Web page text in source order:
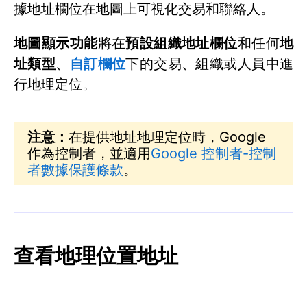
據地址欄位在地圖上可視化交易和聯絡人。
地圖顯示功能將在預設組織地址欄位和任何地
址類型、 自訂欄位下的交易、組織或人員中進
行地理定位。
注意： 在提供地址地理定位時，Google
作為控制者，並適用Google 控制者-控制
者數據保護條款。
查看地理位置地址